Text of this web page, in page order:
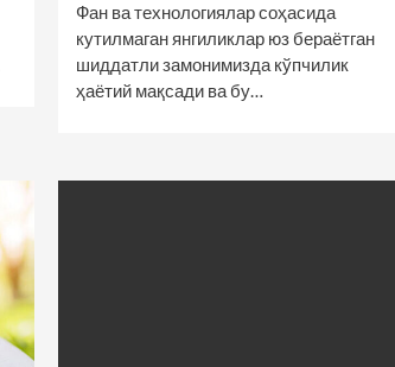
Фан ва технологиялар соҳасида
кутилмаган янгиликлар юз бераётган
шиддатли замонимизда кўпчилик
ҳаётий мақсади ва бу…